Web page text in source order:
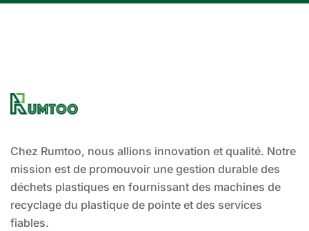
Chez Rumtoo, nous allions innovation et qualité. Notre
mission est de promouvoir une gestion durable des
déchets plastiques en fournissant des machines de
recyclage du plastique de pointe et des services
fiables.